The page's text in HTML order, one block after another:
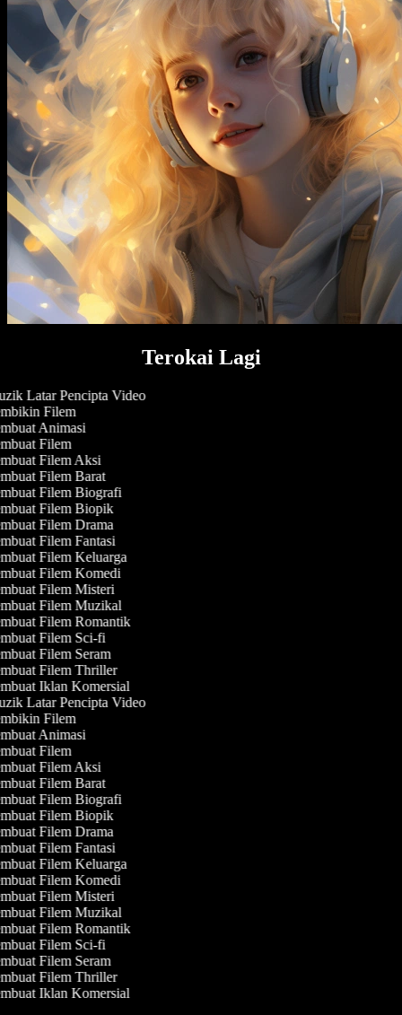
Terokai Lagi
Latar Pencipta Video
Filem
Animasi
Filem
Filem Aksi
Filem Barat
Filem Biografi
Filem Biopik
Filem Drama
Filem Fantasi
Filem Keluarga
Filem Komedi
Filem Misteri
Filem Muzikal
Filem Romantik
Filem Sci-fi
Filem Seram
Filem Thriller
Iklan Komersial
Latar Pencipta Video
Filem
Animasi
Filem
Filem Aksi
Filem Barat
Filem Biografi
Filem Biopik
Filem Drama
Filem Fantasi
Filem Keluarga
Filem Komedi
Filem Misteri
Filem Muzikal
Filem Romantik
Filem Sci-fi
Filem Seram
Filem Thriller
Iklan Komersial